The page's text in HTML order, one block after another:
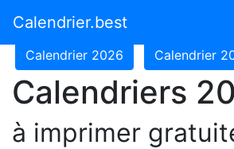
Calendrier.best
Calendrier 2024
Calendrier 2026 Calendrier
Calendriers
à imprimer